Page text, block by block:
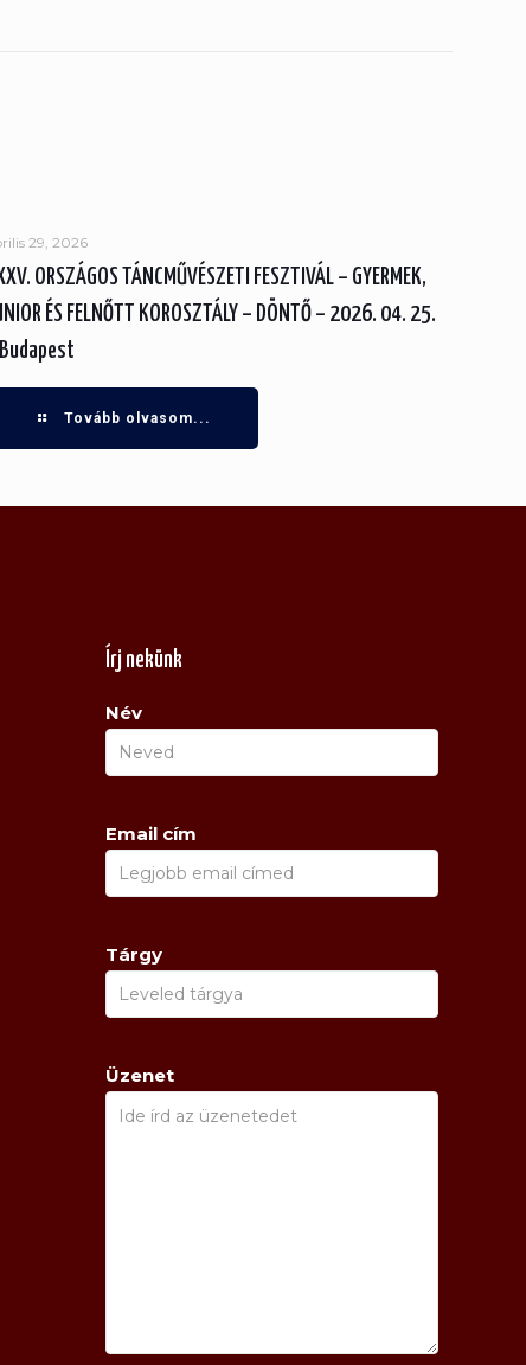
29, 2026
ORSZÁGOS TÁNCMŰVÉSZETI FESZTIVÁL – GYERMEK,
ÉS FELNŐTT KOROSZTÁLY – DÖNTŐ – 2026. 04. 25.
Tovább olvasom...
Írj nekünk
Név
Email cím
Tárgy
Üzenet